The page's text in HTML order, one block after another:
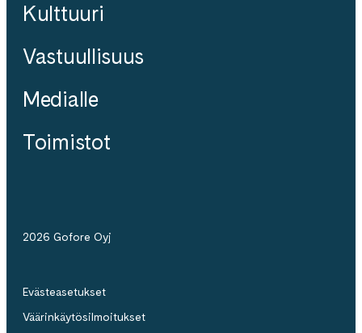
Kulttuuri
Vastuullisuus
Medialle
Toimistot
2026 Gofore Oyj
Evästeasetukset
Väärinkäytösilmoitukset